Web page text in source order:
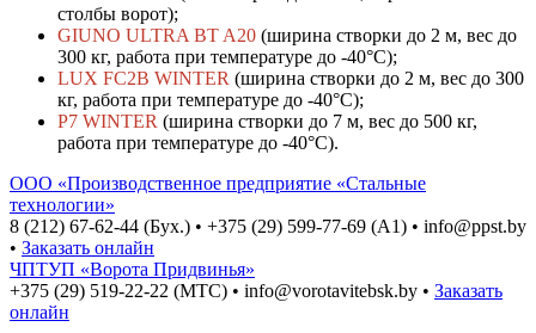
столбы ворот);
GIUNO ULTRA BT A20 (ширина створки до 2 м, вес до
300 кг, работа при температуре до -40°С);
LUX FC2B WINTER (ширина створки до 2 м, вес до 300
кг, работа при температуре до -40°С);
P7 WINTER (ширина створки до 7 м, вес до 500 кг,
работа при температуре до -40°С).
ООО «Производственное предприятие «Стальные
технологии»
8 (212) 67-62-44 (Бух.) • +375 (29) 599-77-69 (A1) • info@ppst.by
• Заказать онлайн
ЧПТУП «Ворота Придвинья»
+375 (29) 519-22-22 (МТС) • info@vorotavitebsk.by • Заказать
онлайн